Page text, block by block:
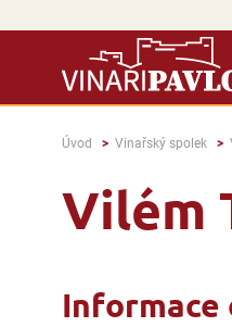
Úvod Vinařský spolek
Vilém
Informace